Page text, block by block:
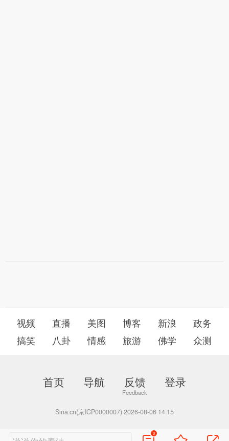
视频 直播 美图 博客 新浪
政务
搞笑
八卦 情感 旅游 佛学 众测
首页 导航 反馈 登录
Sina.cn(京ICP0000007) 2026-08-06 14:15
0